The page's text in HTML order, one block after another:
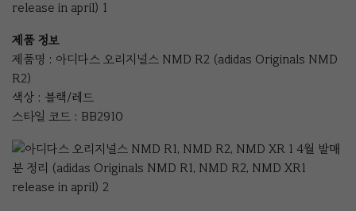
제품 정보
제품명 : 아디다스 오리지널스 NMD R2 (adidas Originals NMD
R2)
색상 : 블랙/레드
스타일 코드 : BB2910